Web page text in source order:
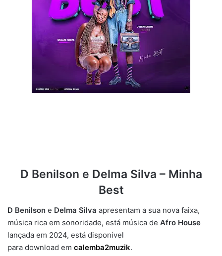
D Benilson e Delma Silva – Minha
Best
D Benilson e Delma Silva apresentam a sua nova faixa,
música rica em sonoridade, está música de Afro House
lançada em 2024, está disponível
para download em calemba2muzik.